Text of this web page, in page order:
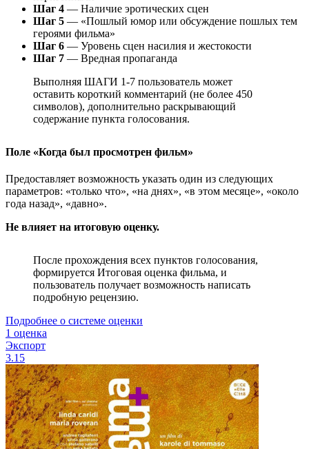
Шаг 4 — Наличие эротических сцен
Шаг 5 — «Пошлый юмор или обсуждение пошлых тем
героями фильма»
Шаг 6 — Уровень сцен насилия и жестокости
Шаг 7 — Вредная пропаганда
Выполняя ШАГИ 1-7 пользователь может
оставить короткий комментарий (не более 450
символов), дополнительно раскрывающий
содержание пункта голосования.
Поле «Когда был просмотрен фильм»
Предоставляет возможность указать один из следующих
параметров: «только что», «на днях», «в этом месяце», «около
года назад», «давно».
Не влияет на итоговую оценку.
После прохождения всех пунктов голосования,
формируется Итоговая оценка фильма, и
пользователь получает возможность написать
подробную рецензию.
Подробнее о системе оценки
1 оценка
Экспорт
3.15